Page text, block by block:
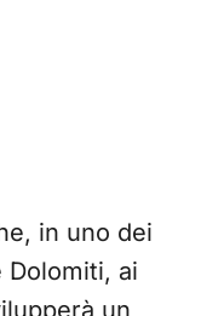
in uno dei
Dolomiti, ai
un